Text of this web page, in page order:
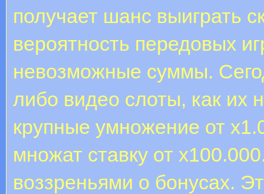
получает шанс выиграть
вероятность передовых
невозможные суммы.
либо видео слоты, как их
крупные умножение от
множат ставку от
воззреньями о бонусах.